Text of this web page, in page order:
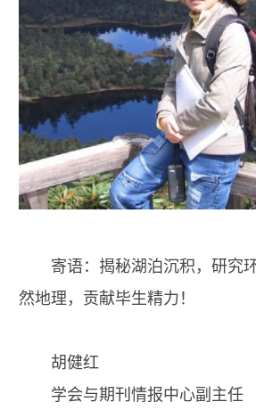
寄语：揭秘湖泊沉积，研究
然地理，贡献毕生精力！
胡健红
学会与期刊情报中心副主任